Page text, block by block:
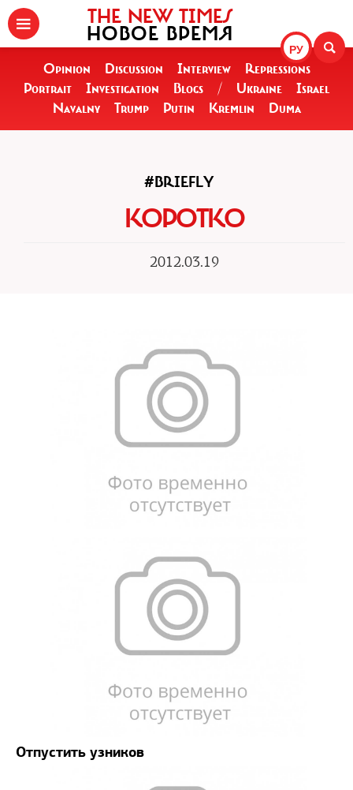
РУ
THE NEW TIMES
НОВОЕ ВРЕМЯ
Opinion Discussion Interview
Repressions
Portrait
Investigation Blogs / Ukraine
Israel
Navalny
Trump Putin Kremlin Duma
#BRIEFLY
КОРОТКО
2012.03.19
Отпустить узников